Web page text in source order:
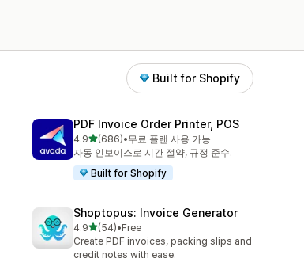
Built for Shopify
PDF Invoice Order Printer, POS
4.9별 5개 중
(686)
총 리뷰 686개
•무료 플랜 사용 가능
자동 인보이스로 시간 절약, 규정 준수.
Built for Shopify
Shoptopus: Invoice Generator
4.9별 5개 중
(54)
총 리뷰 54개
•Free
Create PDF invoices, packing slips and
credit notes with ease.